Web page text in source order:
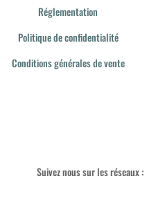
Réglementation
Politique de confidentialité
Conditions générales de vente
Suivez nous sur les réseaux :